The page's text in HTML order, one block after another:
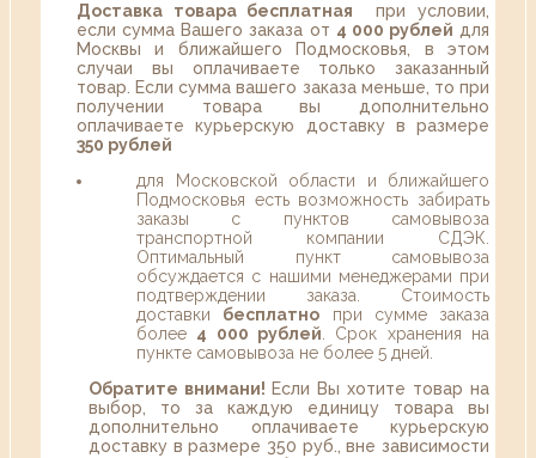
Доставка товара бесплатная при условии,
если сумма Вашего заказа от 4 000 рублей для
Москвы и ближайшего Подмосковья, в этом
случаи вы оплачиваете только заказанный
товар. Если сумма вашего заказа меньше, то при
получении товара вы дополнительно
оплачиваете курьерскую доставку в размере
350 рублей
для Московской области и ближайшего
Подмосковья есть возможность забирать
заказы с пунктов самовывоза
транспортной компании СДЭК.
Оптимальный пункт самовывоза
обсуждается с нашими менеджерами при
подтверждении заказа. Стоимость
доставки бесплатно при сумме заказа
более 4 000 рублей . Срок хранения на
пункте самовывоза не более 5 дней.
Обратите внимани! Если Вы хотите товар на
выбор, то за каждую единицу товара вы
дополнительно оплачиваете курьерскую
доставку в размере 350 руб., вне зависимости